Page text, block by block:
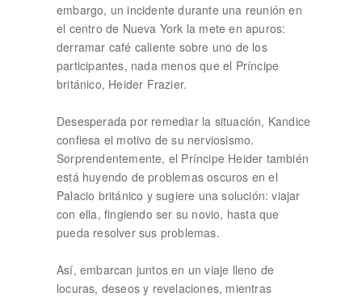
embargo, un incidente durante una reunión en
el centro de Nueva York la mete en apuros:
derramar café caliente sobre uno de los
participantes, nada menos que el Príncipe
británico, Heider Frazier.
Desesperada por remediar la situación, Kandice
confiesa el motivo de su nerviosismo.
Sorprendentemente, el Príncipe Heider también
está huyendo de problemas oscuros en el
Palacio británico y sugiere una solución: viajar
con ella, fingiendo ser su novio, hasta que
pueda resolver sus problemas.
Así, embarcan juntos en un viaje lleno de
locuras, deseos y revelaciones, mientras